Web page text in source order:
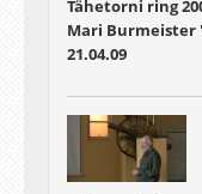
Tähetorni ring
Mari Burmeister
21.04.09